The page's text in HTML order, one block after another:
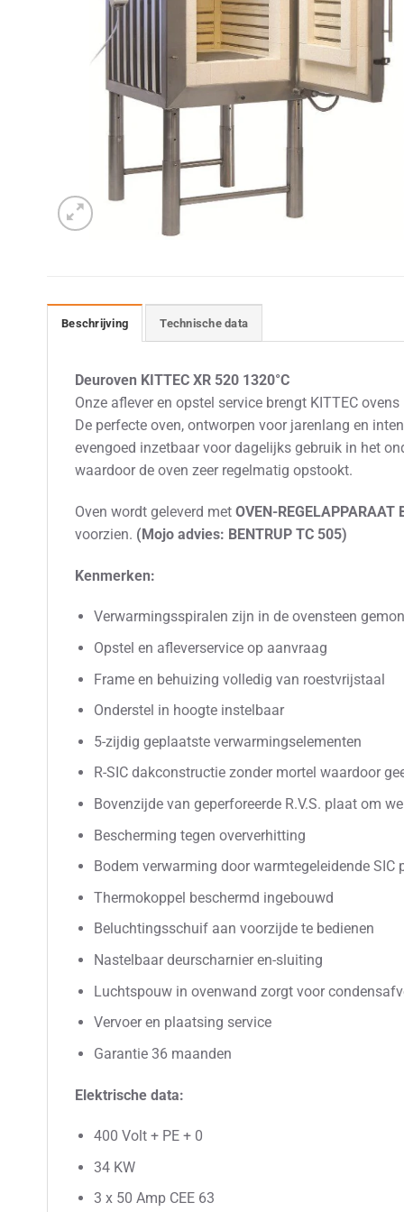
Beschrijving Technische data
Deuroven KITTEC XR 520 1320°C
Onze aflever en opstel service brengt KITTEC
De perfecte oven, ontworpen voor jarenlang en
evengoed inzetbaar voor dagelijks gebruik in het
waardoor de oven zeer regelmatig opstookt.
Oven wordt geleverd met OVEN-REGELAPPARAAT
voorzien. (Mojo advies: BENTRUP TC 505)
Kenmerken:
Verwarmingsspiralen zijn in de ovensteen
Opstel en afleverservice op aanvraag
Frame en behuizing volledig van roestvrijstaal
Onderstel in hoogte instelbaar
5-zijdig geplaatste verwarmingselementen
R-SIC dakconstructie zonder mortel waardoor
Bovenzijde van geperforeerde R.V.S. plaat om
Bescherming tegen oververhitting
Bodem verwarming door warmtegeleidende SIC
Thermokoppel beschermd ingebouwd
Beluchtingsschuif aan voorzijde te bedienen
Nastelbaar deurscharnier en-sluiting
Luchtspouw in ovenwand zorgt voor
Vervoer en plaatsing service
Garantie 36 maanden
Elektrische data:
400 Volt + PE + 0
34 KW
3 x 50 Amp CEE 63